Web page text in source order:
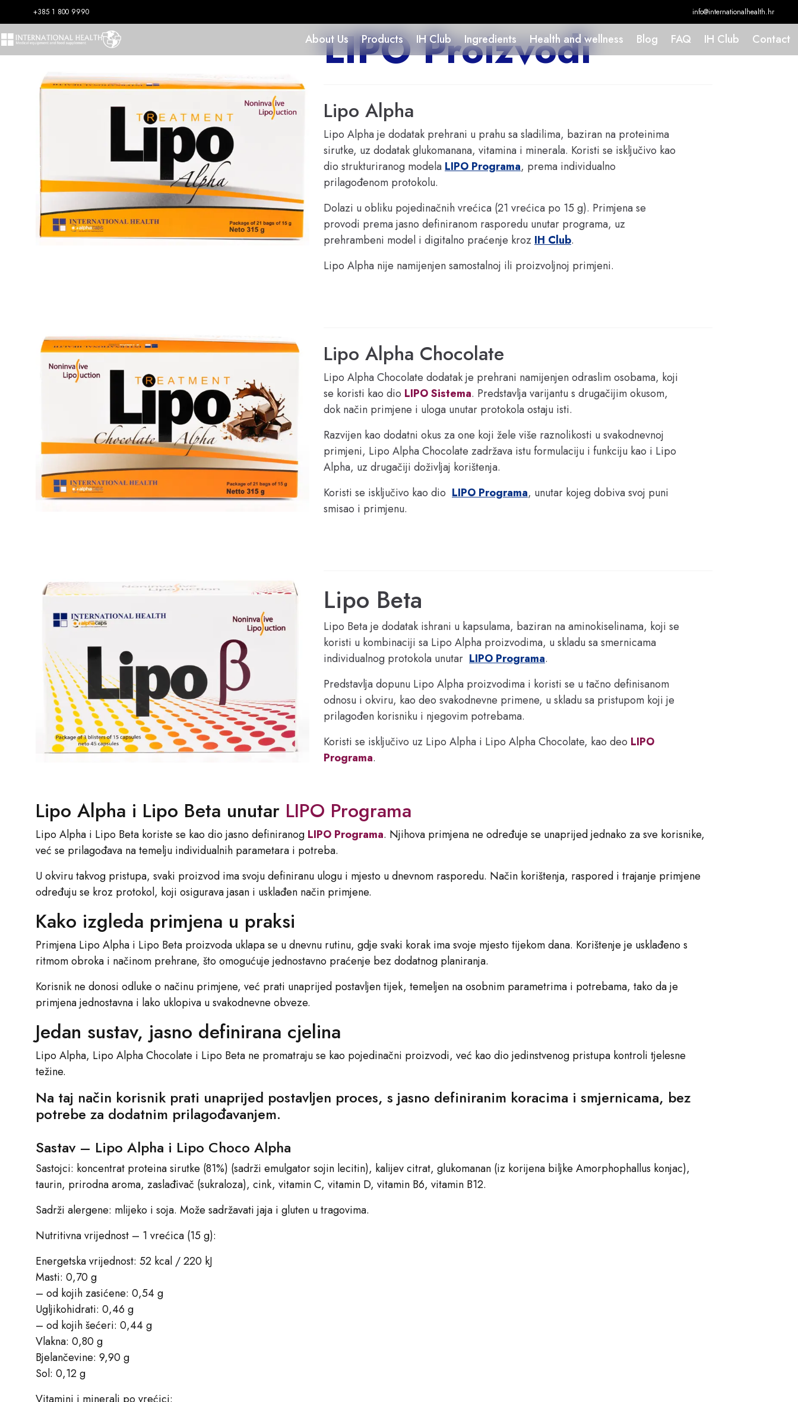
+385 1 800 9990 info@internationalhealth.hr
About Us Products IH Club Ingredients Health and wellness Blog FAQ IH Club Contact
LIPO Proizvodi
Lipo Alpha
Lipo Alpha je dodatak prehrani u prahu sa sladilima, baziran na proteinima
sirutke, uz dodatak glukomanana, vitamina i minerala. Koristi se isključivo kao
dio strukturiranog modela LIPO Programa, prema individualno
prilagođenom protokolu.
Dolazi u obliku pojedinačnih vrećica (21 vrećica po 15 g). Primjena se
provodi prema jasno definiranom rasporedu unutar programa, uz
prehrambeni model i digitalno praćenje kroz IH Club.
Lipo Alpha nije namijenjen samostalnoj ili proizvoljnoj primjeni.
Lipo Alpha Chocolate
Lipo Alpha Chocolate dodatak je prehrani namijenjen odraslim osobama, koji
se koristi kao dio LIPO Sistema. Predstavlja varijantu s drugačijim okusom,
dok način primjene i uloga unutar protokola ostaju isti.
Razvijen kao dodatni okus za one koji žele više raznolikosti u svakodnevnoj
primjeni, Lipo Alpha Chocolate zadržava istu formulaciju i funkciju kao i Lipo
Alpha, uz drugačiji doživljaj korištenja.
Koristi se isključivo kao dio LIPO Programa, unutar kojeg dobiva svoj puni
smisao i primjenu.
Lipo Beta
Lipo Beta je dodatak ishrani u kapsulama, baziran na aminokiselinama, koji se
koristi u kombinaciji sa Lipo Alpha proizvodima, u skladu sa smernicama
individualnog protokola unutar LIPO Programa.
Predstavlja dopunu Lipo Alpha proizvodima i koristi se u tačno definisanom
odnosu i okviru, kao deo svakodnevne primene, u skladu sa pristupom koji je
prilagođen korisniku i njegovim potrebama.
Koristi se isključivo uz Lipo Alpha i Lipo Alpha Chocolate, kao deo LIPO
Programa.
Lipo Alpha i Lipo Beta unutar LIPO Programa
Lipo Alpha i Lipo Beta koriste se kao dio jasno definiranog LIPO Programa. Njihova primjena ne određuje se unaprijed jednako za sve korisnike,
već se prilagođava na temelju individualnih parametara i potreba.
U okviru takvog pristupa, svaki proizvod ima svoju definiranu ulogu i mjesto u dnevnom rasporedu. Način korištenja, raspored i trajanje primjene
određuju se kroz protokol, koji osigurava jasan i usklađen način primjene.
Kako izgleda primjena u praksi
Primjena Lipo Alpha i Lipo Beta proizvoda uklapa se u dnevnu rutinu, gdje svaki korak ima svoje mjesto tijekom dana. Korištenje je usklađeno s
ritmom obroka i načinom prehrane, što omogućuje jednostavno praćenje bez dodatnog planiranja.
Korisnik ne donosi odluke o načinu primjene, već prati unaprijed postavljen tijek, temeljen na osobnim parametrima i potrebama, tako da je
primjena jednostavna i lako uklopiva u svakodnevne obveze.
Jedan sustav, jasno definirana cjelina
Lipo Alpha, Lipo Alpha Chocolate i Lipo Beta ne promatraju se kao pojedinačni proizvodi, već kao dio jedinstvenog pristupa kontroli tjelesne
težine.
Na taj način korisnik prati unaprijed postavljen proces, s jasno definiranim koracima i smjernicama, bez
potrebe za dodatnim prilagođavanjem.
Sastav – Lipo Alpha i Lipo Choco Alpha
Sastojci: koncentrat proteina sirutke (81%) (sadrži emulgator sojin lecitin), kalijev citrat, glukomanan (iz korijena biljke Amorphophallus konjac),
taurin, prirodna aroma, zaslađivač (sukraloza), cink, vitamin C, vitamin D, vitamin B6, vitamin B12.
Sadrži alergene: mlijeko i soja. Može sadržavati jaja i gluten u tragovima.
Nutritivna vrijednost – 1 vrećica (15 g):
Energetska vrijednost: 52 kcal / 220 kJ
Masti: 0,70 g
– od kojih zasićene: 0,54 g
Ugljikohidrati: 0,46 g
– od kojih šećeri: 0,44 g
Vlakna: 0,80 g
Bjelančevine: 9,90 g
Sol: 0,12 g